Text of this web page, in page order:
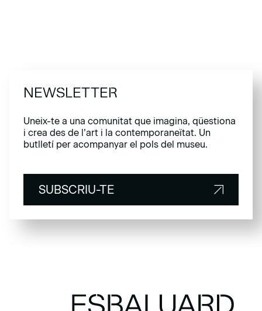
NEWSLETTER
Uneix-te a una comunitat que imagina, qüestiona
i crea des de l’art i la contemporaneïtat. Un
butlletí per acompanyar el pols del museu.
SUBSCRIU-TE
SUBSCRIU-TE